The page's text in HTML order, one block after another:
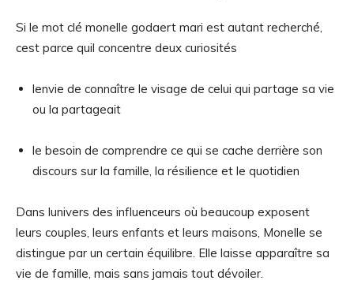
Si le mot clé monelle godaert mari est autant recherché,
cest parce quil concentre deux curiosités
lenvie de connaître le visage de celui qui partage sa vie
ou la partageait
le besoin de comprendre ce qui se cache derrière son
discours sur la famille, la résilience et le quotidien
Dans lunivers des influenceurs où beaucoup exposent
leurs couples, leurs enfants et leurs maisons, Monelle se
distingue par un certain équilibre. Elle laisse apparaître sa
vie de famille, mais sans jamais tout dévoiler.